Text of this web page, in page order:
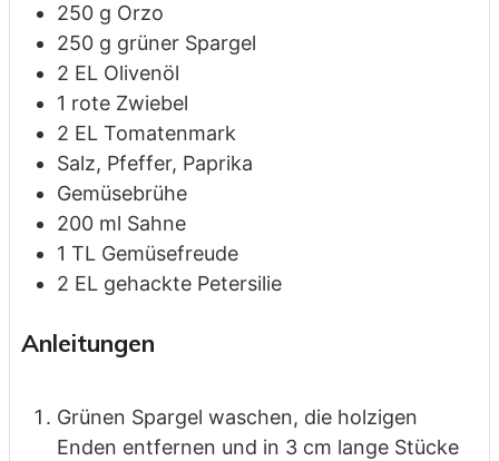
250 g Orzo
250 g grüner Spargel
2 EL Olivenöl
1 rote Zwiebel
2 EL Tomatenmark
Salz, Pfeffer, Paprika
Gemüsebrühe
200 ml Sahne
1 TL Gemüsefreude
2 EL gehackte Petersilie
Anleitungen
Grünen Spargel waschen, die holzigen
Enden entfernen und in 3 cm lange Stücke